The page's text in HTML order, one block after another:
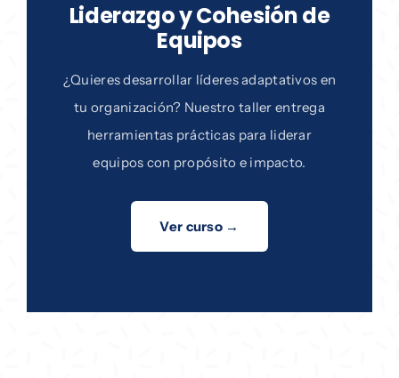
Liderazgo y Cohesión de
Equipos
¿Quieres desarrollar líderes adaptativos en
tu organización? Nuestro taller entrega
herramientas prácticas para liderar
equipos con propósito e impacto.
Ver curso →